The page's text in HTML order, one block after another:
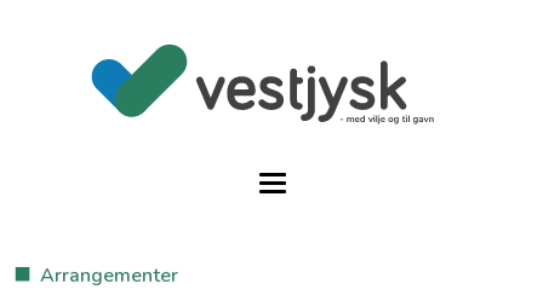
Arrangementer